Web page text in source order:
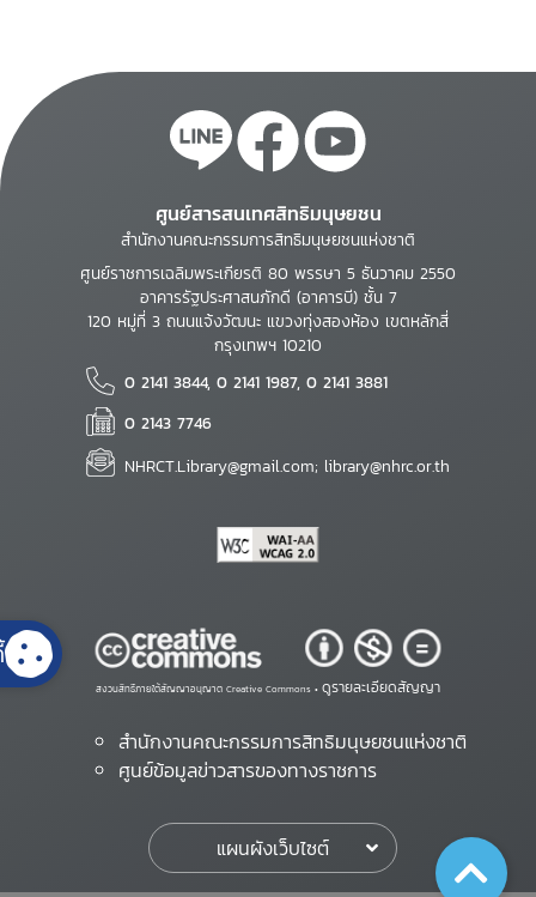
ศูนย์สารสนเทศสิทธิมนุษยชน
สำนักงานคณะกรรมการสิทธิมนุษยชนแห่งชาติ
ศูนย์ราชการเฉลิมพระเกียรติ 80 พรรษา 5 ธันวาคม 2550
อาคารรัฐประศาสนภักดี (อาคารบี) ชั้น 7
120 หมู่ที่ 3 ถนนแจ้งวัฒนะ แขวงทุ่งสองห้อง เขตหลักสี่
กรุงเทพฯ 10210
0 2141 3844, 0 2141 1987, 0 2141 3881
0 2143 7746
NHRCT.Library@gmail.com; library@nhrc.or.th
สงวนสิทธิ์ภายใต้สัญญาอนุญาต Creative Commons • ดูรายละเอียดสัญญา
สำนักงานคณะกรรมการสิทธิมนุษยชนแห่งชาติ
ศูนย์ข้อมูลข่าวสารของทางราชการ
แผนผังเว็บไซต์